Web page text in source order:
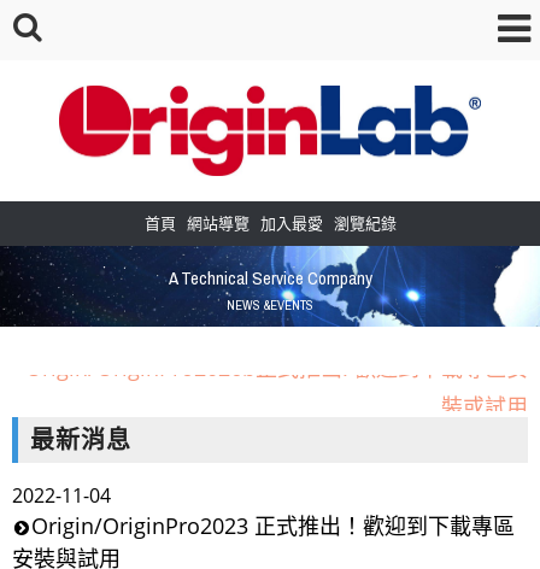
首頁 網站導覽 加入最愛 瀏覽紀錄
A Technical Service Company
NEWS &EVENTS
裝或試用
OriginLab 的小工具APP，目前下載與使用者越來越多，歡迎
［新增］常見問題教學區--點選查看更多教學內容
Origin/OriginPro2026b正式推出! 歡迎到下載專區安
最新消息
2022-11-04
Origin/OriginPro2023 正式推出！歡迎到下載專區
安裝與試用